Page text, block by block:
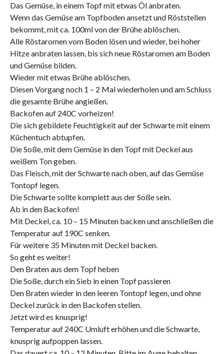
Das Gemüse, in einem Topf mit etwas Öl anbraten.
Wenn das Gemüse am Topfboden ansetzt und Röststellen
bekommt, mit ca. 100ml von der Brühe ablöschen.
Alle Röstaromen vom Boden lösen und wieder, bei hoher
Hitze anbraten lassen, bis sich neue Röstaromen am Boden
und Gemüse bilden.
Wieder mit etwas Brühe ablöschen.
Diesen Vorgang noch 1 – 2 Mal wiederholen und am Schluss
die gesamte Brühe angießen.
Backofen auf 240C vorheizen!
Die sich gebildete Feuchtigkeit auf der Schwarte mit einem
Küchentuch abtupfen.
Die Soße, mit dem Gemüse in den Topf mit Deckel aus
weißem Ton geben.
Das Fleisch, mit der Schwarte nach oben, auf das Gemüse
Tontopf legen.
Die Schwarte sollte komplett aus der Soße sein.
Ab in den Backofen!
Mit Deckel, ca. 10 – 15 Minuten backen und anschließen die
Temperatur auf 190C senken.
Für weitere 35 Minuten mit Deckel backen.
So geht es weiter!
Den Braten aus dem Topf heben
Die Soße, durch ein Sieb in einen Topf passieren
Den Braten wieder in den leeren Tontopf legen, und ohne
Deckel zurück in den Backofen stellen.
Jetzt wird es knusprig!
Temperatur auf 240C Umluft erhöhen und die Schwarte,
knusprig aufpoppen lassen.